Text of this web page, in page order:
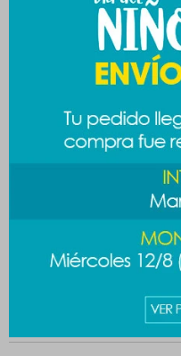
MEDIOS DE PAGO
Productos